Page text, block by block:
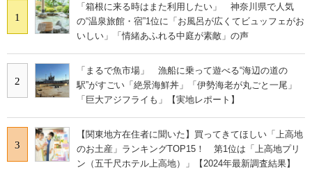
1
「箱根に来る時はまた利用したい」 神奈川県で人気
の“温泉旅館・宿”1位に「お風呂が広くてビュッフェがお
いしい」「情緒あふれる中庭が素敵」の声
2
「まるで魚市場」 漁船に乗って遊べる“海辺の道の
駅”がすごい「絶景海鮮丼」「伊勢海老が丸ごと一尾」
「巨大アジフライも」【実地レポート】
3
【関東地方在住者に聞いた】買ってきてほしい「上高地
のお土産」ランキングTOP15！ 第1位は「上高地プリ
ン（五千尺ホテル上高地）」【2024年最新調査結果】